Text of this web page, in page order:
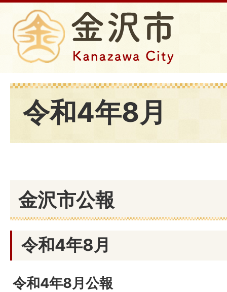
令和4年8月
金沢市公報
令和4年8月
令和4年8月公報